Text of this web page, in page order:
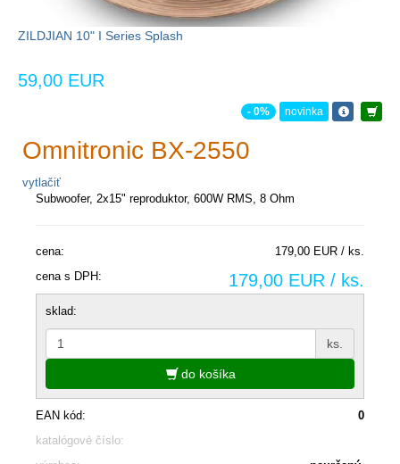
ZILDJIAN 10" I Series Splash
59,00 EUR
- 0% novinka
Omnitronic BX-2550
vytlačiť
Subwoofer, 2x15" reproduktor, 600W RMS, 8 Ohm
cena:
179,00 EUR / ks.
cena s DPH:
179,00 EUR / ks.
sklad:
ks.
do košíka
EAN kód:
0
katalógové číslo: